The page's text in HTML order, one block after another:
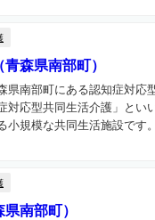
森県南部町）
県南部町にある認知症対
対応型共同生活介護」と
小規模な共同生活施設です
南部町）